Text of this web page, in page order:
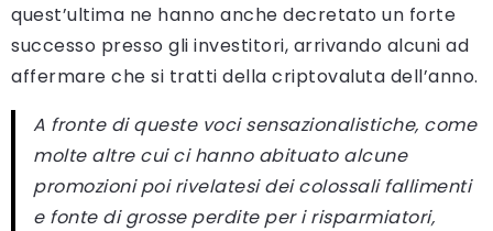
quest’ultima ne hanno anche decretato un forte
successo presso gli investitori, arrivando alcuni ad
affermare che si tratti della criptovaluta dell’anno.
A fronte di queste voci sensazionalistiche, come
molte altre cui ci hanno abituato alcune
promozioni poi rivelatesi dei colossali fallimenti
e fonte di grosse perdite per i risparmiatori,